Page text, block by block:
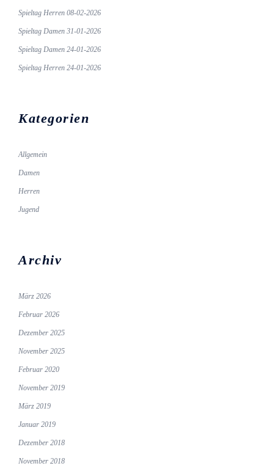
Spieltag Herren 08-02-2026
Spieltag Damen 31-01-2026
Spieltag Damen 24-01-2026
Spieltag Herren 24-01-2026
Kategorien
Allgemein
Damen
Herren
Jugend
Archiv
März 2026
Februar 2026
Dezember 2025
November 2025
Februar 2020
November 2019
März 2019
Januar 2019
Dezember 2018
November 2018